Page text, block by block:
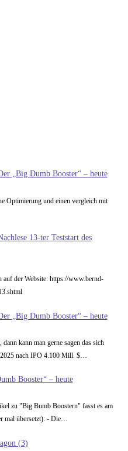
„Big Dumb Booster“ – heute
Optimierung und einen vergleich mit
13-ter Teststart des
der Website: https://www.bernd-
„Big Dumb Booster“ – heute
kann man gerne sagen das sich
nach IPO 4.100 Mill. $…
Booster“ – heute
zu "Big Bumb Boostern" fasst es am
mal übersetzt): - Die…
(3)